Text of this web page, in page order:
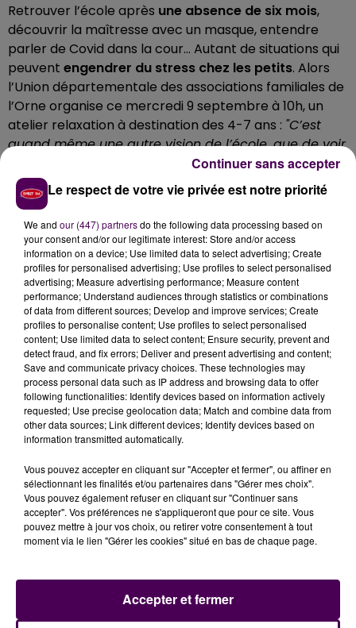
Retrouver l’école après une absence de six mois,
découvrir la maîtresse avec un masque, entendre
parler de Covid dans la cour... Autant de situations qui
peuvent engendrer du stress chez les petits. Alors
l’Union départementale des associations familiales de
l’Orne organise ce mercredi 9 septembre à 10h, un
atelier relaxation à destination des 4-7 ans : "C’est
quand même une autre vision de l’école, que de voir
une enseignante avec un masque"explique
Amandine Sergent-Martel, responsable action
familiale à l’UDAF de l’Orne.
"Nous, adultes, nous y
sommes habitués, mais les enfants, à leur hauteur,
peuvent vivre différemment les choses".
Amandine Sergent-Martel
Atelier de relaxation pour les 4-7 ans,mercredi 9
septembre 2020, de 10h à 11h, Maison des Familles
82 rue Saint-Blaise, Alençon. Inscription obligatoire
au 09 87 71 51 99.
Le respect de votre vie privée est notre priorité
We and our (447) partnersdo the following data processing based on
your consent and/or our legitimate interest: Store and/or access
information on a device; Use limited data to select advertising; Create
profiles for personalised advertising; Use profiles to select personalised
advertising; Measure advertising performance; Measure content
performance; Understand audiences through statistics or combinations
of data from different sources; Develop and improve services; Create
profiles to personalise content; Use profiles to select personalised
content; Use limited data to select content; Ensure security, prevent and
detect fraud, and fix errors; Deliver and present advertising and content;
Save and communicate privacy choices. These technologies may
process personal data such as IP address and browsing data to offer
following functionalities: Identify devices based on information actively
requested; Use precise geolocation data; Match and combine data from
other data sources; Link different devices; Identify devices based on
information transmitted automatically.
Vous pouvez accepter en cliquant sur "Accepter et fermer", ou affiner en
sélectionnant les finalités et/ou partenaires dans "Gérer mes choix".
Vous pouvez également refuser en cliquant sur "Continuer sans
accepter". Vos préférences ne s'appliqueront que pour ce site. Vous
pouvez mettre à jour vos choix, ou retirer votre consentement à tout
moment via le lien "Gérer les cookies" situé en bas de chaque page.
Accepter et fermer
Continuer sans accepter